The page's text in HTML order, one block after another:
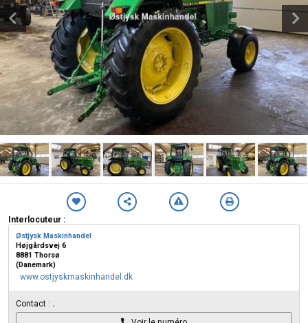
Interlocuteur :
Østjysk Maskinhandel
Højgårdsvej 6
8881 Thorsø
(Danemark)
www.ostjyskmaskinhandel.dk
Contact : .